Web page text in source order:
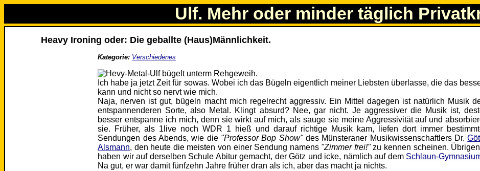
Ulf. Mehr oder minder täglich
Heavy Ironing oder: Die geballte (Haus)Männlichkeit.
Kategorie: Verschiedenes
Ich habe ja jetzt Zeit für sowas. Wobei ich das Bügeln eigentlich meiner Liebsten überlasse, die das
kann und nicht so nervt wie mich.
Naja, nerven ist gut, bügeln macht mich regelrecht aggressiv. Ein Mittel dagegen ist natürlich Musik
entspannenderen Sorte, also Metal. Klingt absurd? Nee, gar nicht. Je aggressiver die Musik ist,
besser entspanne ich mich, denn sie wirkt auf mich, als sauge sie meine Aggressivität auf und
sie. Früher, als 1live noch WDR 1 hieß und darauf richtige Musik kam, liefen dort immer
Sendungen des Abends, wie die "Professor Bop Show"des Münsteraner Musikwissenschaftlers Dr.
Alsmann, den heute die meisten von einer Sendung namens "Zimmer frei!"zu kennen scheinen.
haben wir auf derselben Schule Abitur gemacht, der Götz und icke, nämlich auf dem Schlaun-
Na gut, er war damit fünfzehn Jahre früher dran als ich, aber das macht ja nichts.